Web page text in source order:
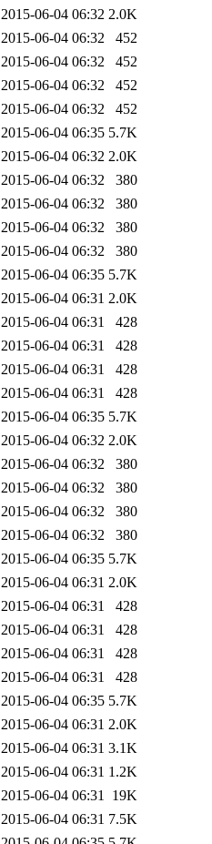
2015-06-04 06:32 2.0K
2015-06-04 06:32
452
2015-06-04 06:32
452
2015-06-04 06:32
452
2015-06-04 06:32
452
2015-06-04 06:35 5.7K
2015-06-04 06:32 2.0K
2015-06-04 06:32
380
2015-06-04 06:32
380
2015-06-04 06:32
380
2015-06-04 06:32
380
2015-06-04 06:35 5.7K
2015-06-04 06:31 2.0K
2015-06-04 06:31
428
2015-06-04 06:31
428
2015-06-04 06:31
428
2015-06-04 06:31
428
2015-06-04 06:35 5.7K
2015-06-04 06:32 2.0K
2015-06-04 06:32
380
2015-06-04 06:32
380
2015-06-04 06:32
380
2015-06-04 06:32
380
2015-06-04 06:35 5.7K
2015-06-04 06:31 2.0K
2015-06-04 06:31
428
2015-06-04 06:31
428
2015-06-04 06:31
428
2015-06-04 06:31
428
2015-06-04 06:35 5.7K
2015-06-04 06:31 2.0K
2015-06-04 06:31 3.1K
2015-06-04 06:31 1.2K
2015-06-04 06:31 19K
2015-06-04 06:31 7.5K